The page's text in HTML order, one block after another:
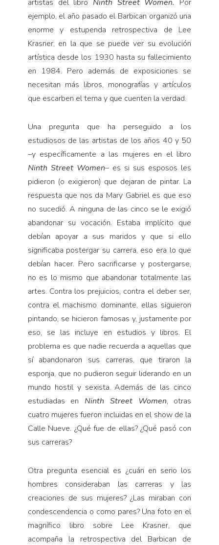
artistas del libro Ninth Street Women. Por
ejemplo, el año pasado el Barbican organizó una
enorme y estupenda retrospectiva de Lee
Krasner, en la que se puede ver su evolución
artística desde los 1930 hasta su fallecimiento
en 1984. Pero además de exposiciones se
necesitan más libros, monografías y artículos
que escarben el tema y que cuenten la verdad.
Una pregunta que ha perseguido a los
estudiosos de las artistas de los años 40 y 50
–y específicamente a las mujeres en el libro
Ninth Street Women– es si sus esposos les
pidieron (o exigieron) que dejaran de pintar. La
respuesta que nos da Mary Gabriel es que eso
no sucedió. A ninguna de las cinco se le exigió
abandonar su vocación. Estaba implícito que
debían apoyar a sus maridos y que si ello
significaba postergar su carrera, eso era lo que
debían hacer. Pero sacrificarse y postergarse,
no es lo mismo que abandonar totalmente las
artes. Contra los prejuicios, contra el deber ser,
contra el machismo dominante, ellas siguieron
pintando, se hicieron famosas y, justamente por
eso, se las incluye en estudios y libros. El
problema es que nadie recuerda a aquellas que
sí abandonaron sus carreras, que tiraron la
esponja, que no pudieron seguir liderando en un
mundo hostil y sexista. Además de las cinco
estudiadas en Ninth Street Women, otras
cuatro mujeres fueron incluidas en el show de la
Calle Nueve. ¿Qué fue de ellas? ¿Qué pasó con
sus carreras?
Otra pregunta esencial es ¿cuán en serio los
hombres consideraban las carreras y las
creaciones de sus mujeres? ¿Las miraban con
condescendencia o como pares? Una foto en el
magnífico libro sobre Lee Krasner, que
acompaña la retrospectiva del Barbican de